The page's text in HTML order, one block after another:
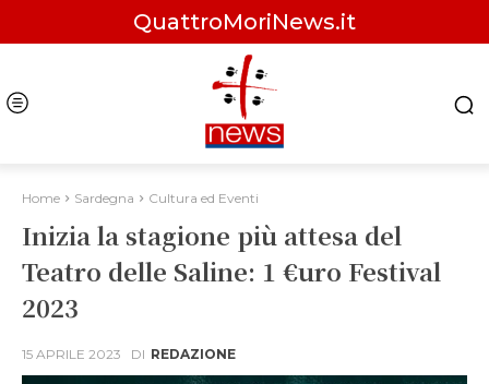
QuattroMoriNews.it
Home Sardegna Cultura ed Eventi
Inizia la stagione più attesa del
Teatro delle Saline: 1 €uro Festival
2023
15 APRILE 2023 DI REDAZIONE